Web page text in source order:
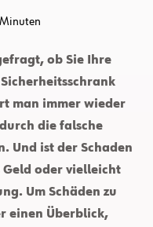
Minuten
ob Sie Ihre
man immer wieder
die falsche
Und ist der Schaden
Geld oder vielleicht
Um Schäden zu
einen Überblick,